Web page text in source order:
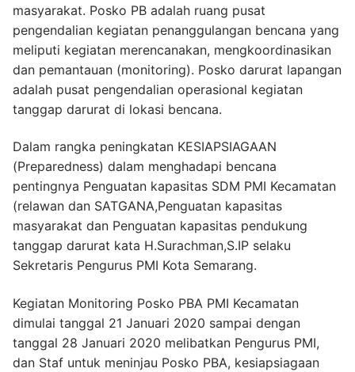
masyarakat. Posko PB adalah ruang pusat
pengendalian kegiatan penanggulangan bencana yang
meliputi kegiatan merencanakan, mengkoordinasikan
dan pemantauan (monitoring). Posko darurat lapangan
adalah pusat pengendalian operasional kegiatan
tanggap darurat di lokasi bencana.
Dalam rangka peningkatan KESIAPSIAGAAN
(Preparedness) dalam menghadapi bencana
pentingnya Penguatan kapasitas SDM PMI Kecamatan
(relawan dan SATGANA,Penguatan kapasitas
masyarakat dan Penguatan kapasitas pendukung
tanggap darurat kata H.Surachman,S.IP selaku
Sekretaris Pengurus PMI Kota Semarang.
Kegiatan Monitoring Posko PBA PMI Kecamatan
dimulai tanggal 21 Januari 2020 sampai dengan
tanggal 28 Januari 2020 melibatkan Pengurus PMI,
dan Staf untuk meninjau Posko PBA, kesiapsiagaan